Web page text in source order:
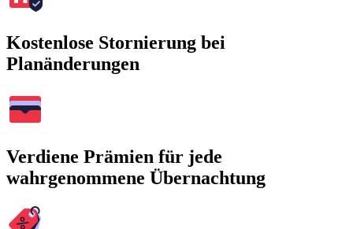
Kostenlose Stornierung bei
Planänderungen
Verdiene Prämien für jede
wahrgenommene Übernachtung